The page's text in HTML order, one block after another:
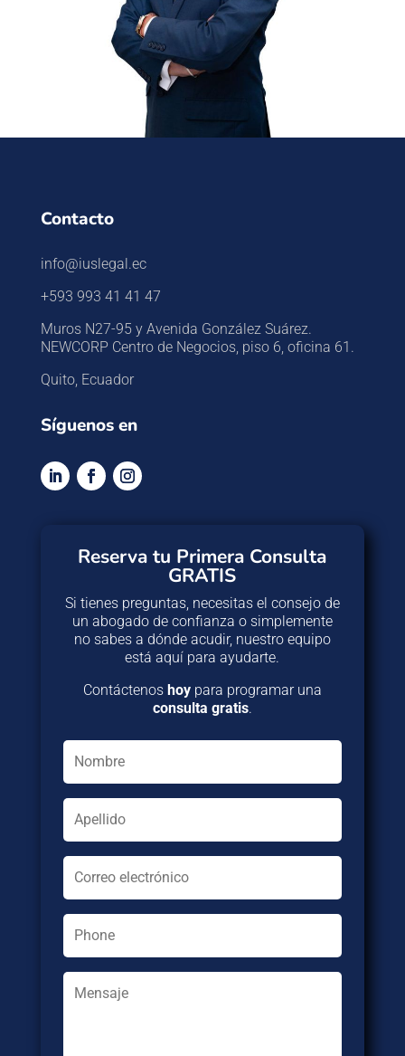
Contacto
info@iuslegal.ec
+593 993 41 41 47
Muros N27-95 y Avenida González Suárez.
NEWCORP Centro de Negocios, piso 6, oficina 61.
Quito, Ecuador
Síguenos en
Reserva tu Primera Consulta
GRATIS
Si tienes preguntas, necesitas el consejo de
un abogado de confianza o simplemente
no sabes a dónde acudir, nuestro equipo
está aquí para ayudarte.
Contáctenos hoypara programar una
consulta gratis.